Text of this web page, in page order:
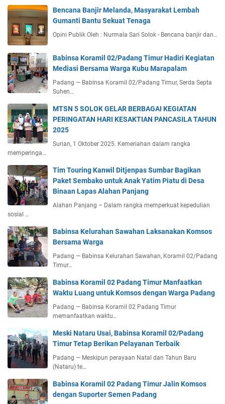
Bencana Banjir Melanda, Masyarakat Lembah
Gumanti Bantu Sekuat Tenaga
Opini Publik Oleh : Nurmala Sari Solok - Bencana banjir dan…
Babinsa Koramil 02/Padang Timur Hadiri Kegiatan
Mediasi Bersama Warga Kubu Marapalam
Padang — Babinsa Koramil 02/Padang Timur, Serda Septa
Suhen…
MTSN 5 SOLOK GELAR BERBAGAI KEGIATAN
PERINGATAN HARI KESAKTIAN PANCASILA TAHUN
2025
Surian, 1 Oktober 2025. Kemeriahan dalam rangka
memperinga…
Tim Touring Kanwil Ditjenpas Sumbar Bagikan
Paket Sembako untuk Anak Yatim Piatu di Desa
Binaan Lapas Alahan Panjang
Alahan Panjang – Dalam rangka memperkuat kepedulian
sosial …
Babinsa Kelurahan Sawahan Laksanakan Komsos
Bersama Warga
Padang — Babinsa Kelurahan Sawahan, Koramil 02/Padang
Timur…
Babinsa Koramil 02 Padang Timur Manfaatkan
Waktu Luang untuk Komsos dengan Warga Padang
Padang — Babinsa Koramil 02 Padang Timur
memanfaatkan waktu…
Meski Nataru Usai, Babinsa Koramil 02/Padang
Timur Tetap Berikan Pelayanan Terbaik
Padang — Meskipun perayaan Natal dan Tahun Baru
(Nataru) te…
Babinsa Koramil 02 Padang Timur Jalin Komsos
dengan Suporter Semen Padang